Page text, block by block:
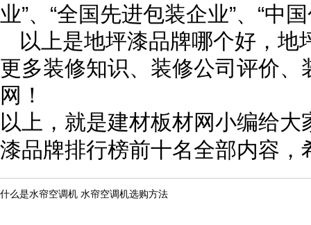
业”、“全国先进包装企业”、“中
以上是地坪漆品牌哪个好，
更多装修知识、装修公司评价
网！
以上，就是建材板材网小编给
漆品牌排行榜前十名全部内容，
什么是水帘空调机 水帘空调机选购方法